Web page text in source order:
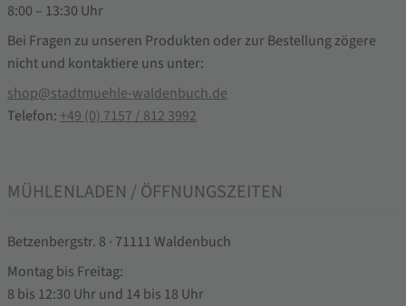
8:00 – 13:30 Uhr
Bei Fragen zu unseren Produkten oder zur Bestellung zögere
nicht und kontaktiere uns unter:
shop@stadtmuehle-waldenbuch.de
Telefon: +49 (0) 7157 / 812 3992
MÜHLENLADEN / ÖFFNUNGSZEITEN
Betzenbergstr. 8 · 71111 Waldenbuch
Montag bis Freitag:
8 bis 12:30 Uhr und 14 bis 18 Uhr